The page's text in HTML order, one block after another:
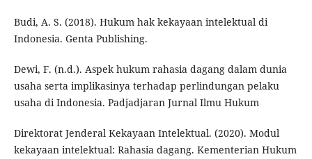
Budi, A. S. (2018). Hukum hak kekayaan intelektual di
Indonesia. Genta Publishing.
Dewi, F. (n.d.). Aspek hukum rahasia dagang dalam dunia
usaha serta implikasinya terhadap perlindungan pelaku
usaha di Indonesia. Padjadjaran Jurnal Ilmu Hukum
Direktorat Jenderal Kekayaan Intelektual. (2020). Modul
kekayaan intelektual: Rahasia dagang. Kementerian Hukum